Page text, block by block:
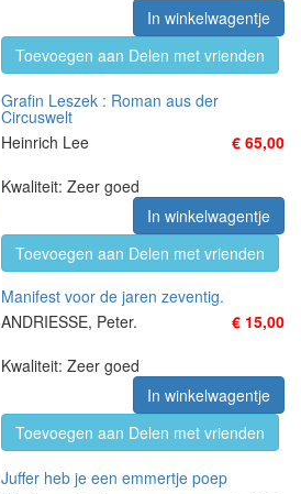
In winkelwagentje
Toevoegen aan Delen met vrienden
Grafin Leszek : Roman aus der
Circuswelt
Heinrich Lee
€ 65,00
Kwaliteit: Zeer goed
In winkelwagentje
Toevoegen aan Delen met vrienden
Manifest voor de jaren zeventig.
ANDRIESSE, Peter.
€ 15,00
Kwaliteit: Zeer goed
In winkelwagentje
Toevoegen aan Delen met vrienden
Juffer heb je een emmertje poep